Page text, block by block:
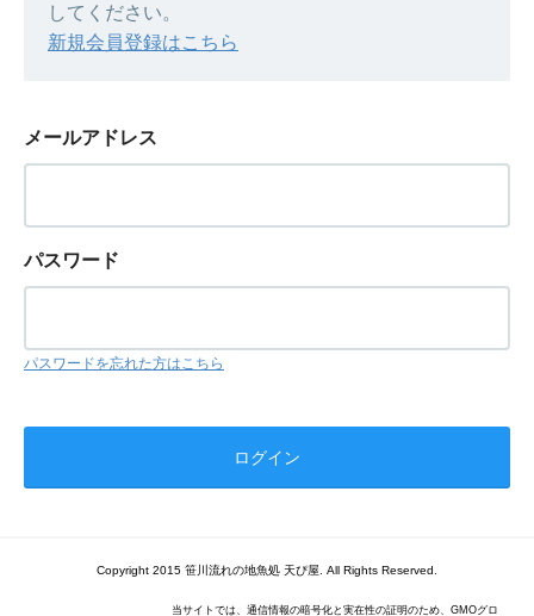
してください。
新規会員登録はこちら
メールアドレス
パスワード
パスワードを忘れた方はこちら
Copyright 2015 笹川流れの地魚処 天ぴ屋. All Rights Reserved.
当サイトでは、通信情報の暗号化と実在性の証明のため、GMOグロ